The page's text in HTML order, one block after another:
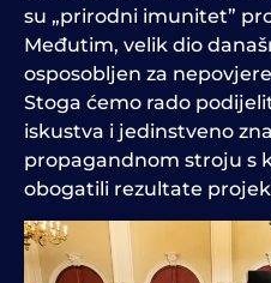
su „prirodni imunitet”
Međutim, velik dio
osposobljen za
Stoga ćemo rado
iskustva i jedinstveno
propagandnom stroju s
obogatili rezultate